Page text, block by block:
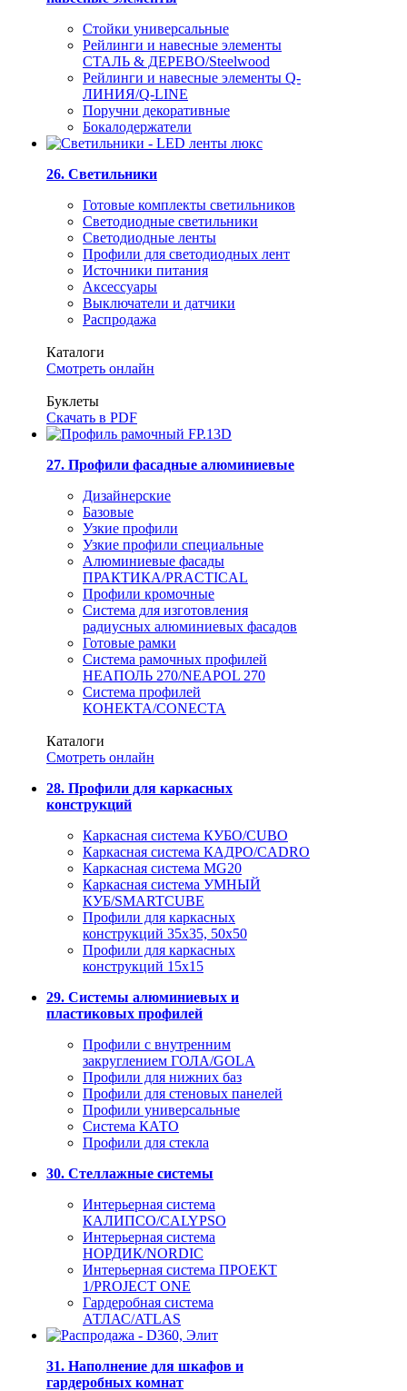
Стойки универсальные
Рейлинги и навесные элементы
СТАЛЬ & ДЕРЕВО/Steelwood
Рейлинги и навесные элементы Q-
ЛИНИЯ/Q-LINE
Поручни декоративные
Бокалодержатели
26. Светильники
Готовые комплекты светильников
Светодиодные светильники
Светодиодные ленты
Профили для светодиодных лент
Источники питания
Аксессуары
Выключатели и датчики
Распродажа
Каталоги
Смотреть онлайн
Буклеты
Скачать в PDF
27. Профили фасадные алюминиевые
Дизайнерские
Базовые
Узкие профили
Узкие профили специальные
Алюминиевые фасады
ПРАКТИКА/PRACTICAL
Профили кромочные
Система для изготовления
радиусных алюминиевых фасадов
Готовые рамки
Система рамочных профилей
НЕАПОЛЬ 270/NEAPOL 270
Система профилей
КОНЕКТА/CONECTA
Каталоги
Смотреть онлайн
28. Профили для каркасных
конструкций
Каркасная система КУБО/CUBO
Каркасная система КАДРО/CADRO
Каркасная система MG20
Каркасная система УМНЫЙ
КУБ/SMARTCUBE
Профили для каркасных
конструкций 35x35, 50x50
Профили для каркасных
конструкций 15х15
29. Системы алюминиевых и
пластиковых профилей
Профили с внутренним
закруглением ГОЛА/GOLA
Профили для нижних баз
Профили для стеновых панелей
Профили универсальные
Система КАТО
Профили для стекла
30. Стеллажные системы
Интерьерная система
КАЛИПСО/CALYPSO
Интерьерная система
НОРДИК/NORDIC
Интерьерная система ПРОЕКТ
1/PROJECT ONE
Гардеробная система
АТЛАС/ATLAS
31. Наполнение для шкафов и
гардеробных комнат